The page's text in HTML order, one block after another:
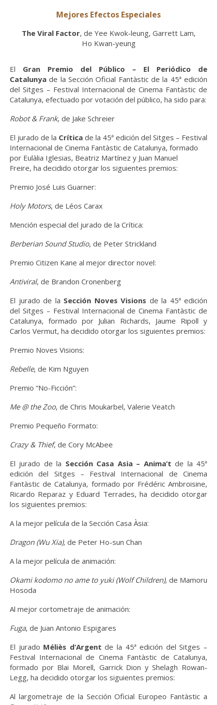
Mejores Efectos Especiales
The Viral Factor, de Yee Kwok-leung, Garrett Lam,
Ho Kwan-yeung
El Gran Premio del Público – El Periódico de
Catalunya de la Sección Oficial Fantàstic de la 45ª edición
del Sitges – Festival Internacional de Cinema Fantàstic de
Catalunya, efectuado por votación del público, ha sido para:
Robot & Frank, de Jake Schreier
El jurado de la Crítica de la 45ª edición del Sitges – Festival
Internacional de Cinema Fantàstic de Catalunya, formado
por Eulàlia Iglesias, Beatriz Martínez y Juan Manuel
Freire, ha decidido otorgar los siguientes premios:
Premio José Luis Guarner:
Holy Motors, de Léos Carax
Mención especial del jurado de la Crítica:
Berberian Sound Studio, de Peter Strickland
Premio Citizen Kane al mejor director novel:
Antiviral, de Brandon Cronenberg
El jurado de la Sección Noves Visions de la 45ª edición
del Sitges – Festival Internacional de Cinema Fantàstic de
Catalunya, formado por Julian Richards, Jaume Ripoll y
Carlos Vermut, ha decidido otorgar los siguientes premios:
Premio Noves Visions:
Rebelle, de Kim Nguyen
Premio “No-Ficción”:
Me @ the Zoo, de Chris Moukarbel, Valerie Veatch
Premio Pequeño Formato:
Crazy & Thief, de Cory McAbee
El jurado de la Sección Casa Asia – Anima’t de la 45ª
edición del Sitges – Festival Internacional de Cinema
Fantàstic de Catalunya, formado por Frédéric Ambroisine,
Ricardo Reparaz y Eduard Terrades, ha decidido otorgar
los siguientes premios:
A la mejor película de la Sección Casa Àsia:
Dragon (Wu Xia), de Peter Ho-sun Chan
A la mejor película de animación:
Okami kodomo no ame to yuki (Wolf Children), de Mamoru
Hosoda
Al mejor cortometraje de animación:
Fuga, de Juan Antonio Espigares
El jurado Méliès d’Argent de la 45ª edición del Sitges –
Festival Internacional de Cinema Fantàstic de Catalunya,
formado por Blai Morell, Garrick Dion y Shelagh Rowan-
Legg, ha decidido otorgar los siguientes premios:
Al largometraje de la Sección Oficial Europeo Fantàstic a